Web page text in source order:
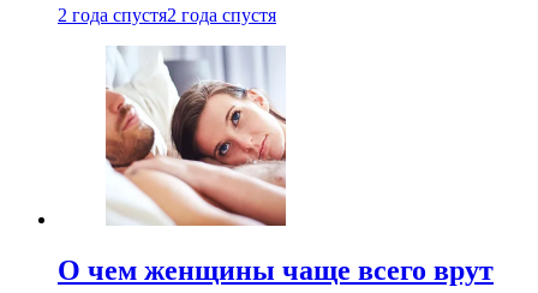
2 года спустя2 года спустя
О чем женщины чаще всего врут